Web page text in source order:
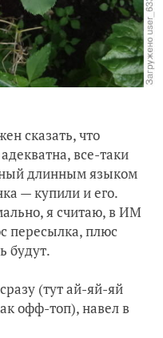
сказать, что
все-таки
длинным языком
— купили и его.
я считаю, в ИМ
пересылка, плюс
будут.
(тут ай-яй-яй
офф-топ), навел в